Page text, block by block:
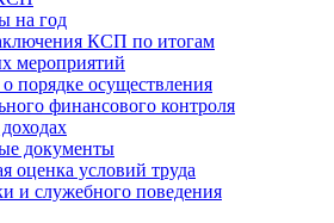
на год
КСП по итогам
мероприятий
порядке осуществления
финансового контроля
документы
оценка условий труда
и служебного поведения